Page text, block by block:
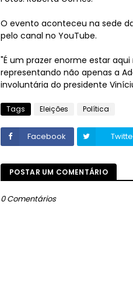
O evento aconteceu na sede
pelo canal no YouTube.
"É um prazer enorme estar
representando não apenas a
involuntária do presidente
Tags Eleições Política
Facebook
POSTAR UM COMENTÁRIO
0 Comentários